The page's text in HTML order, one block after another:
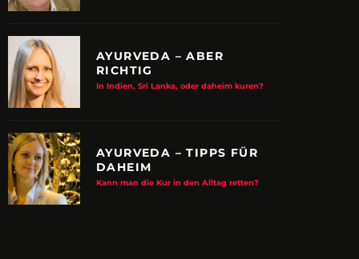
MACHER
System werden Reisen sicherer
ZUPANCIC
AYURVEDA – ABER
RICHTIG
In Indien, Sri Lanka, oder daheim kuren?
AYURVEDA – TIPPS FÜR
DAHEIM
Kann man die Kur in den Alltag retten?